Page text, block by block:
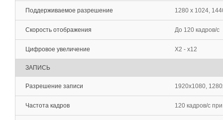
Поддерживаемое разрешение 1280 х 1024,
Скорость отображения До 120 кадров/с
Цифровое увеличение Х2 - х12
ЗАПИСЬ
Разрешение записи 1920x1080,
Частота кадров 120 кадров/с